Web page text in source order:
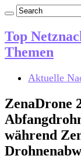
Top
Themen
Aktuelle
ZenaDrone
während